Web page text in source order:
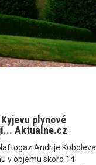
plynové
Aktualne.cz
Andrije Koboleva
v objemu skoro 14